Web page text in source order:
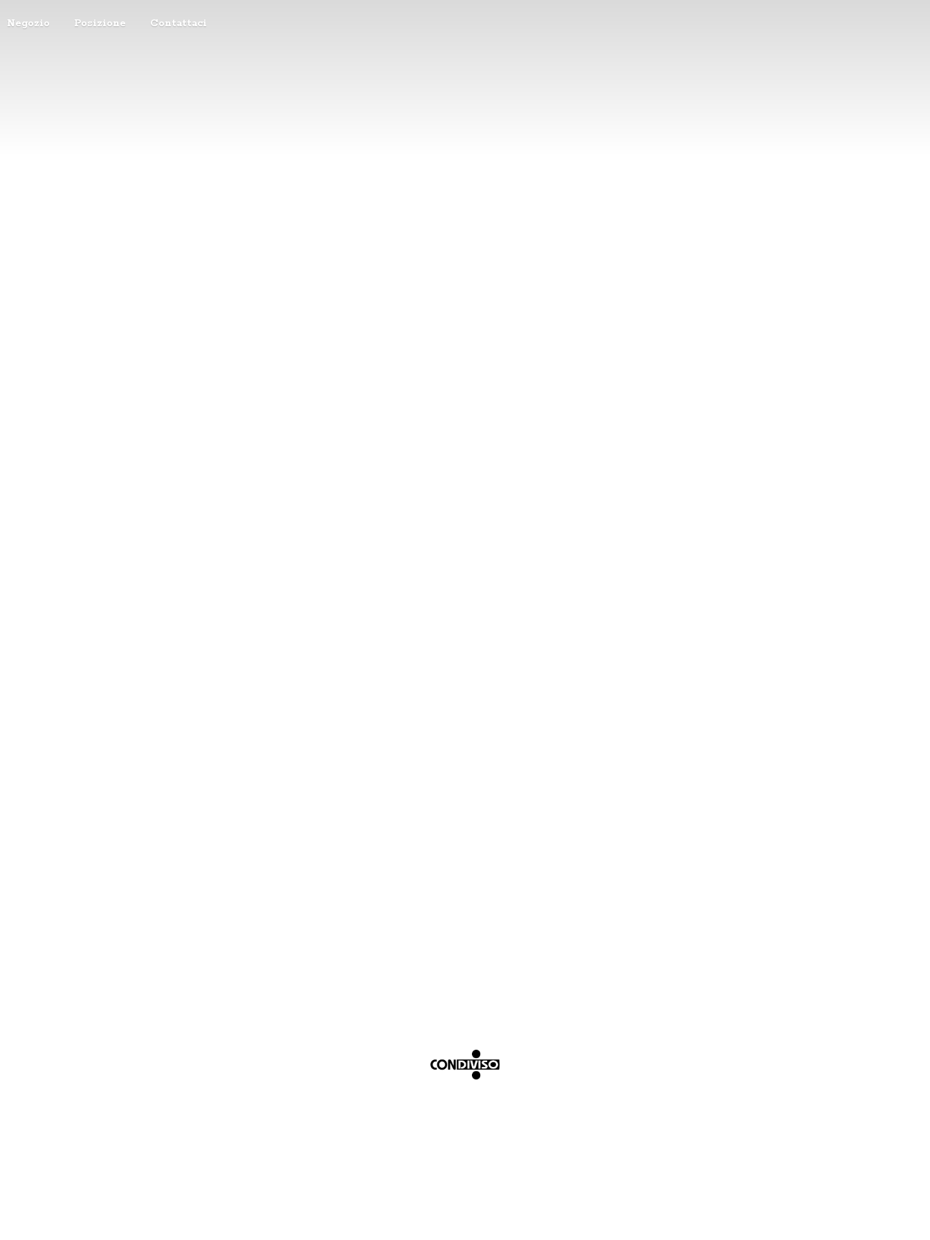
Negozio Posizione Contattaci